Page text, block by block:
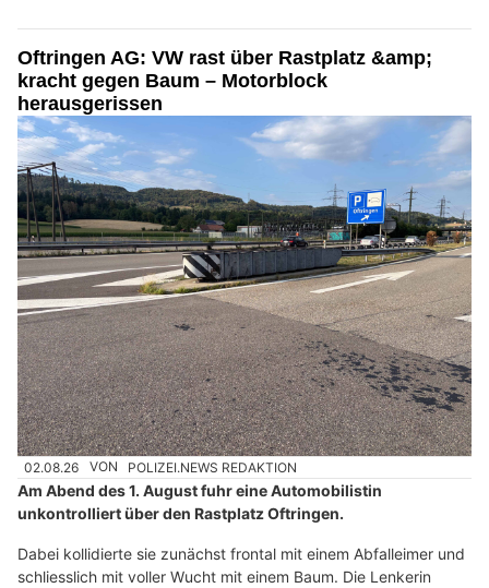
Oftringen AG: VW rast über Rastplatz &amp;
kracht gegen Baum – Motorblock
herausgerissen
02.08.26 VON POLIZEI.NEWS REDAKTION
Am Abend des 1. August fuhr eine Automobilistin
unkontrolliert über den Rastplatz Oftringen.
Dabei kollidierte sie zunächst frontal mit einem Abfalleimer und
schliesslich mit voller Wucht mit einem Baum. Die Lenkerin